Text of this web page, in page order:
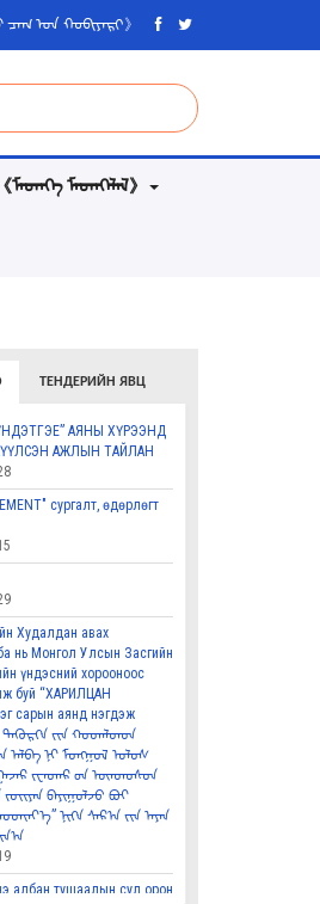
ᠴᠠᠭ ᠤᠨ ᠬᠤᠪᠢᠶᠠᠷᠢ》
ᠮᠡᠳᠡᠭᠡᠯᠡᠯ》
ТЕНДЕРИЙН ЯВЦ
АЯНЫ ХҮРЭЭНД
АЖЛЫН ТАЙЛАН
сургалт, өдөрлөгт
Худалдан авах
нь Монгол Улсын Засгийн
үндэсний хорооноос
буй “ХАРИЛЦАН
сарын аянд нэгдэж
ᠳᠡᢉᠦᠷᢉᠡ ᠶ᠋ᠢᠨ ᠬᠤᠳᠠᠯᠳᠤᠨ
ᠠᠯᠪᠠ ᠨᠢ ᠮᠣᠩᠭᠣᠯ ᠤᠯᠤᠰ
ᠵᠧᠨᠳᠡᠷ ᠦ᠋ᠨ ᠦᠨᠳᠦᠰᠦᠨ
ᠪᠠᠶᠢᠭᠤᠯᠵᠤ ᠪᠤᠢ
ᠨᠢᢉᠡ ᠰᠠᠷ᠎ᠠ ᠶ᠋ᠢᠨ ᠠᠶᠠᠨ
албан тушаалын сул орон